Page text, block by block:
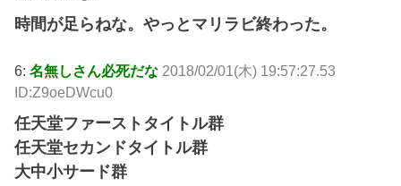
時間が足らねな。やっとマリラビ終わった。
6:名無しさん必死だな 2018/02/01(木) 19:57:27.53
ID:Z9oeDWcu0
任天堂ファーストタイトル群
任天堂セカンドタイトル群
大中小サード群